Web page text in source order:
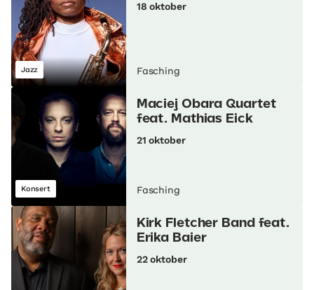
Jazz
18 oktober
Fasching
Konsert
Maciej Obara Quartet
feat. Mathias Eick
21 oktober
Fasching
Kirk Fletcher Band feat.
Erika Baier
22 oktober